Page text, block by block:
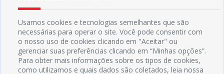
Usamos cookies e tecnologias semelhantes que são
necessárias para operar o site. Você pode consentir com
o nosso uso de cookies clicando em "Aceitar" ou
gerenciar suas preferências clicando em “Minhas opções”.
Para obter mais informações sobre os tipos de cookies,
como utilizamos e quais dados são coletados, leia nossa